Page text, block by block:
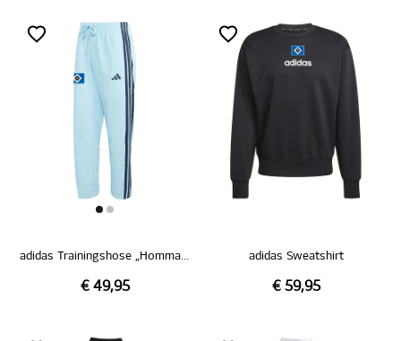
adidas Trainingshose „Hommage Pokalsieg 1976“
€ 49,95
adidas Sweatshirt
€ 59,95